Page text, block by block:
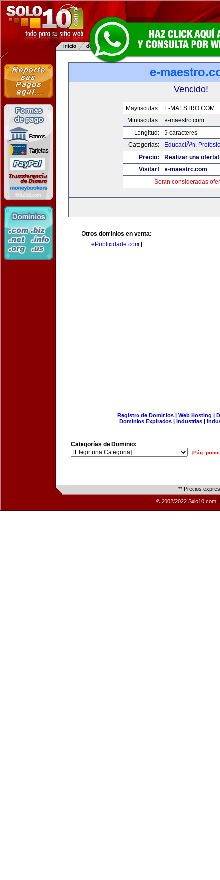
e-
Vendido!
Mayusculas:
E-MAESTRO.COM
Minusculas:
e-maestro.com
Longitud:
9 caracteres
Categorias:
EducaciÃ³n,
Precio:
Realizar una oferta!
Visitar!
e-maestro.com
Serán consideradas
Otros dominios en venta:
ePublicidade.com|
Registro de Dominios| Web Hosting |
Dominios Expirados | Industrias |
Categorías de Dominio:
[Pág.
** Precios
© 2002/2022 Solo10.com